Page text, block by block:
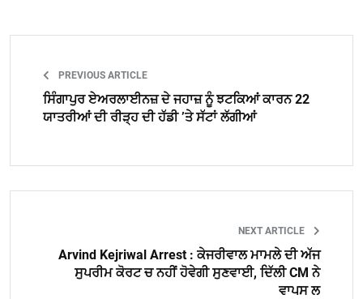
PREVIOUS ARTICLE
ਸਿੰਗਾਪੁਰ ਏਅਰਲਾਈਨਜ਼ ਦੇ ਜਹਾਜ਼ ਨੂੰ ਝਟਕਿਆਂ ਕਾਰਨ 22
ਯਾਤਰੀਆਂ ਦੀ ਰੀੜ੍ਹ ਦੀ ਹੱਡੀ ’ਤੇ ਸੱਟਾਂ ਲੱਗੀਆਂ
NEXT ARTICLE
Arvind Kejriwal Arrest : ਕੇਜਰੀਵਾਲ ਮਾਮਲੇ ਦੀ ਅੱਜ
ਸੁਪਰੀਮ ਕੋਰਟ ਚ ਨਹੀਂ ਹੋਵੇਗੀ ਸੁਣਵਾਈ, ਦਿੱਲੀ CM ਨੇ
ਵਾਪਸ ਲ